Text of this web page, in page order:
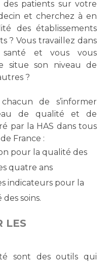
Réadaptation
13
Formation
de Biologie
d'Infectiologie
des patients sur votre
et cherchez à en
des établissements
? Vous travaillez dans
et vous vous
situe son niveau de
?
de s’informer
de qualité et de
par la HAS dans tous
France :
pour la qualité des
quatre ans
indicateurs pour la
soins.
LES
sont des outils qui